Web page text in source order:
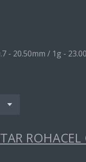
- 20.50mm / 1g -
ROHACEL